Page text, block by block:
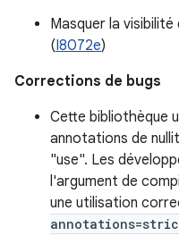
Masquer la
(I8072e)
Corrections de bugs
Cette bibliothèque
annotations de
"use". Les
l'argument de
une utilisation